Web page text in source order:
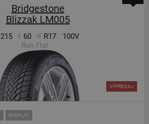
Bridgestone
Blizzak LM005
215 60 R17
100V
Run Flat
RUNFLAT
VÝPREDAJ